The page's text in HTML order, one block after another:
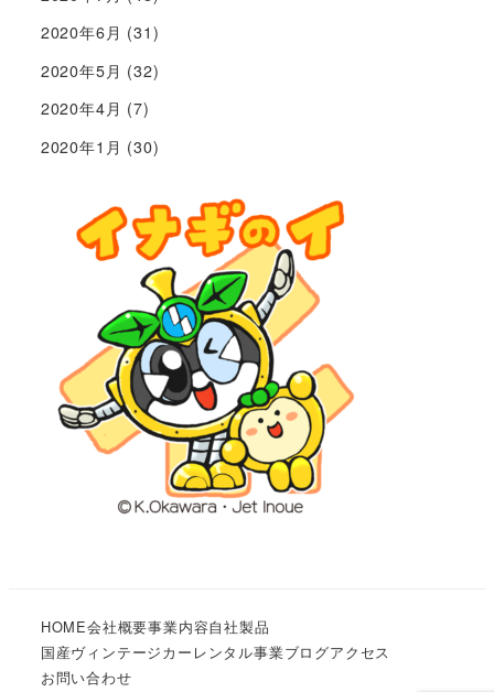
2020年6月 (31)
2020年5月 (32)
2020年4月 (7)
2020年1月 (30)
HOME会社概要事業内容自社製品
国産ヴィンテージカーレンタル事業ブログアクセス
お問い合わせ